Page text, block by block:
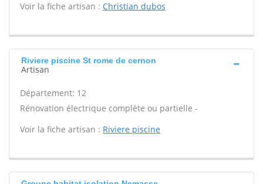
Voir la fiche artisan : Christian dubos
Riviere piscine St rome de cernon
Artisan
Département: 12
Rénovation électrique complète ou partielle -
Voir la fiche artisan : Riviere piscine